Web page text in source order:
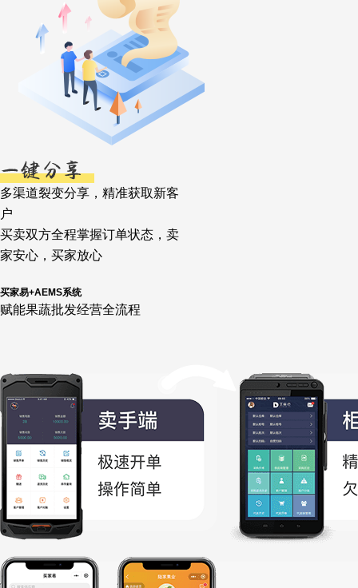
多渠道裂变分享，精准获取新客
户
买卖双方全程掌握订单状态，卖
家安心，买家放心
买家易+AEMS系统
赋能果蔬批发经营全流程